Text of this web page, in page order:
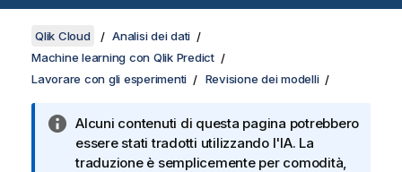
Qlik Cloud
Analisi dei dati
Machine learning con Qlik Predict
Lavorare con gli esperimenti
Revisione dei modelli
Alcuni contenuti di questa pagina potrebbero
essere stati tradotti utilizzando l'IA. La
traduzione è semplicemente per comodità,